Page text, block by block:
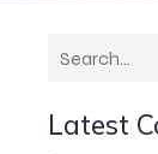
Latest